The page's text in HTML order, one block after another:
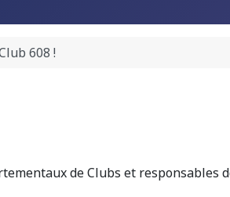
608 !
de Clubs et responsables